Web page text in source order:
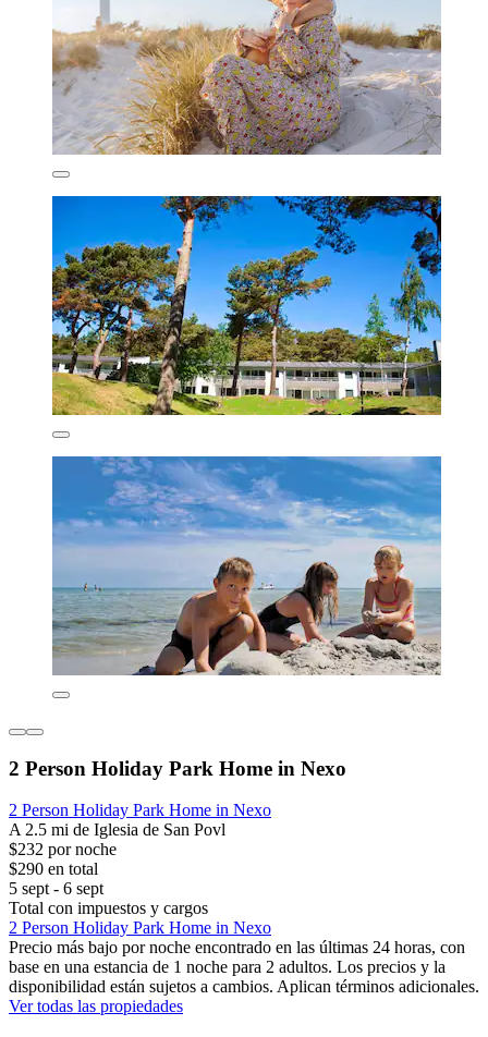
2 Person Holiday Park Home in Nexo
2 Person Holiday Park Home in Nexo
A 2.5 mi de Iglesia de San Povl
$232 por noche
$290 en total
5 sept - 6 sept
Total con impuestos y cargos
2 Person Holiday Park Home in Nexo
Precio más bajo por noche encontrado en las últimas 24 horas, con
base en una estancia de 1 noche para 2 adultos. Los precios y la
disponibilidad están sujetos a cambios. Aplican términos adicionales.
Ver todas las propiedades